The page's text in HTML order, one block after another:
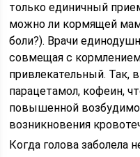
только единичный
можно ли кормящей
боли?). Врачи
совмещая с
привлекательный. Так,
парацетамол, кофеин,
повышенной
возникновения
Когда голова заболела